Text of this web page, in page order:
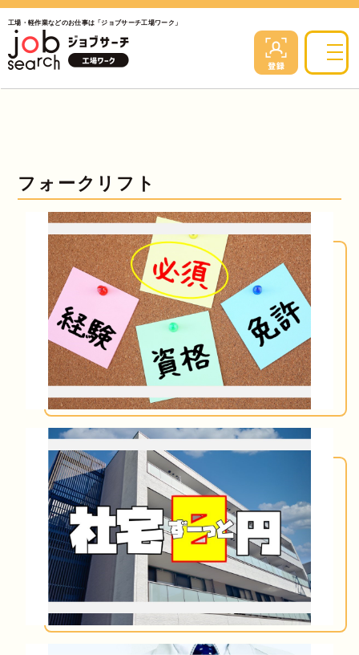
工場・軽作業などのお仕事は「ジョブサーチ工場ワーク」
フォークリフト